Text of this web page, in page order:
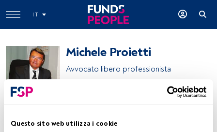
Questo sito web utilizza i cookie
IT
Michele Proietti
Avvocato libero professionista
Condividi: